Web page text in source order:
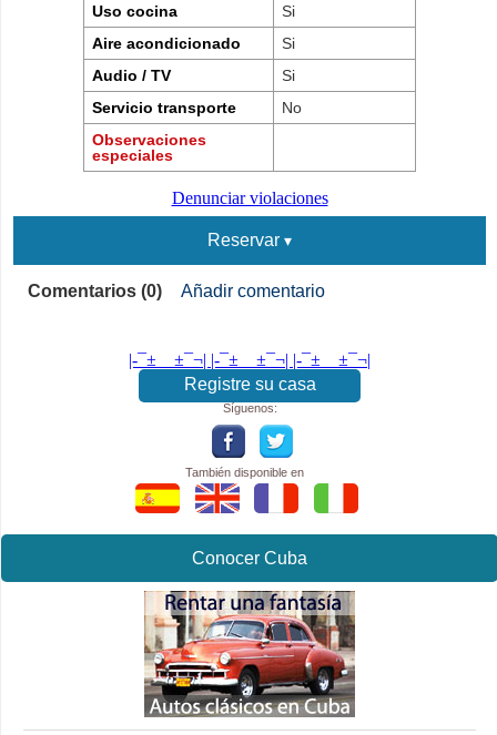
Uso cocina
Si
Aire acondicionado
Si
Audio / TV
Si
Servicio transporte
No
Observaciones
especiales
Denunciar violaciones
Reservar
Comentarios (0) Añadir comentario
|-¯±­__­±¯¬| |-¯±­__­±¯¬| |-¯±­__­±¯¬|
Registre su casa
Síguenos:
También disponible en
Conocer Cuba